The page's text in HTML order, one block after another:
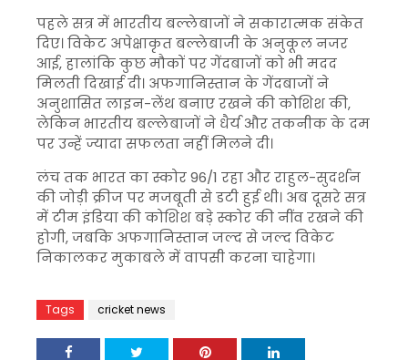
पहले सत्र में भारतीय बल्लेबाजों ने सकारात्मक संकेत
दिए। विकेट अपेक्षाकृत बल्लेबाजी के अनुकूल नजर
आई, हालांकि कुछ मौकों पर गेंदबाजों को भी मदद
मिलती दिखाई दी। अफगानिस्तान के गेंदबाजों ने
अनुशासित लाइन-लेंथ बनाए रखने की कोशिश की,
लेकिन भारतीय बल्लेबाजों ने धैर्य और तकनीक के दम
पर उन्हें ज्यादा सफलता नहीं मिलने दी।
लंच तक भारत का स्कोर 96/1 रहा और राहुल-सुदर्शन
की जोड़ी क्रीज पर मजबूती से डटी हुई थी। अब दूसरे सत्र
में टीम इंडिया की कोशिश बड़े स्कोर की नींव रखने की
होगी, जबकि अफगानिस्तान जल्द से जल्द विकेट
निकालकर मुकाबले में वापसी करना चाहेगा।
Tags cricket news